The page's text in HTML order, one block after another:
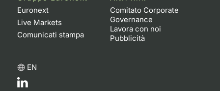
Euronext
Live Markets
Comunicati stampa
Comitato Corporate
Governance
Lavora con noi
Pubblicità
EN